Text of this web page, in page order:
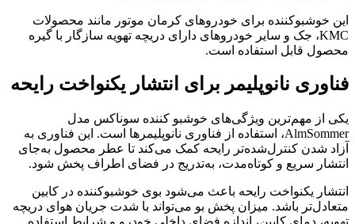
این خوشبوکننده برای خودروهای کرمان موتور مانند محصولات
KMC، جک و سایر خودروهای دارای دریچه تهویه سازگار با گیره
محصول قابل استفاده است.
فناوری نانوپلیمر برای انتشار یکنواخت رایحه
یکی از مهم‌ترین ویژگی‌های خوشبو کننده سوناکس مدل
AlmSommer، استفاده از فناوری نانوپلیمرها است. این فناوری به
آزاد شدن کنترل‌شده‌تر رایحه کمک می‌کند تا عطر محصول به‌جای
انتشار سریع و کوتاه‌مدت، به‌تدریج در فضای اطراف پخش شود.
انتشار یکنواخت رایحه باعث می‌شود بوی خوشبوکننده در کابین
متعادل‌تر باشد. میزان پخش بو می‌تواند با شدت جریان هوای دریچه